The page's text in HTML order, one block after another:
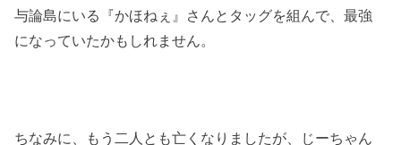
与論島にいる『かほねぇ』さんとタッグを組んで、最強
になっていたかもしれません。
ちなみに、もう二人とも亡くなりましたが、じーちゃん